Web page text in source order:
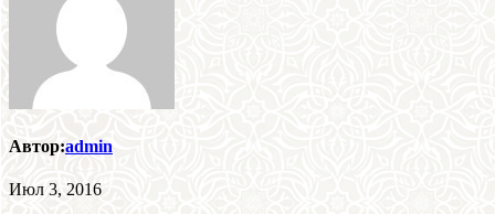
Автор:admin
Июл 3, 2016